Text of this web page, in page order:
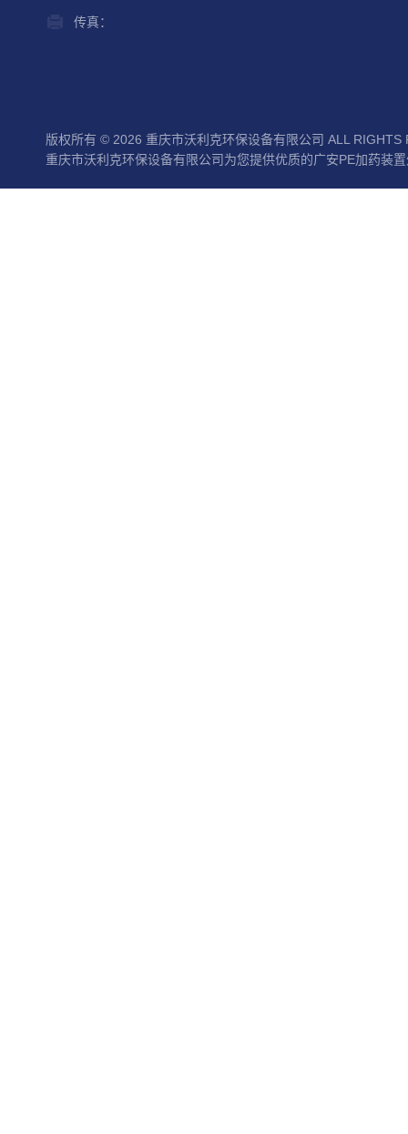
传真：
版权所有 © 2026 重庆市沃利克环保设备有限公司 ALL RIGHTS
重庆市沃利克环保设备有限公司为您提供优质的广安PE加药装